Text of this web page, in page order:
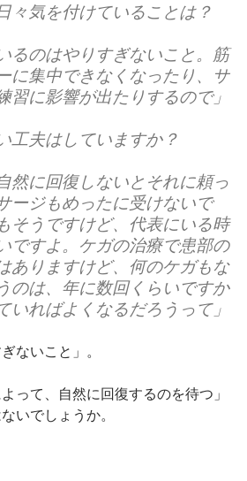
気を付けていることは？
るのはやりすぎないこと。筋
に集中できなくなったり、サ
習に影響が出たりするので」
夫はしていますか？
然に回復しないとそれに頼っ
ージもめったに受けないで
そうですけど、代表にいる時
ですよ。ケガの治療で患部の
ありますけど、何のケガもな
のは、年に数回くらいですか
いればよくなるだろうって」
ないこと」。
って、自然に回復するのを待つ」
いでしょうか。